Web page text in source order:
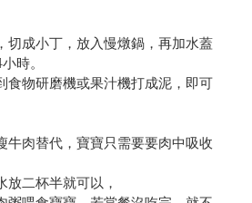
切成小丁，放入慢燉鍋，再加水蓋
時。
食物研磨機或果汁機打成泥，即可
牛肉替代，寶寶只需要要肉中吸收
放二杯半就可以，